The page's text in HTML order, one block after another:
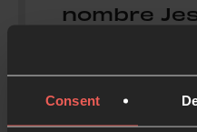
Consent
nombre
salvará a